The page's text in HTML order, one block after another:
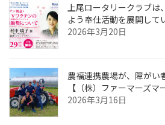
上尾ロータリークラブ
よう奉仕活動を展開して
2026年3月20日
農福連携農場が、障が
【（株）ファーマーズ
2026年3月16日